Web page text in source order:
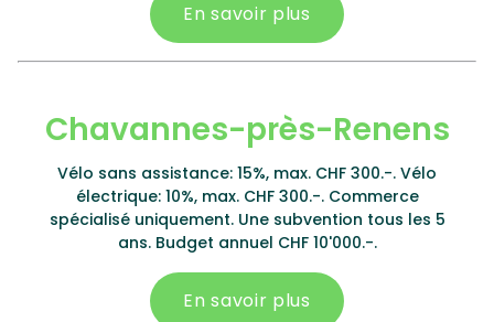
En savoir plus
Chavannes-près-Renens
Vélo sans assistance: 15%, max. CHF 300.-. Vélo
électrique: 10%, max. CHF 300.-. Commerce
spécialisé uniquement. Une subvention tous les 5
ans. Budget annuel CHF 10'000.-.
En savoir plus